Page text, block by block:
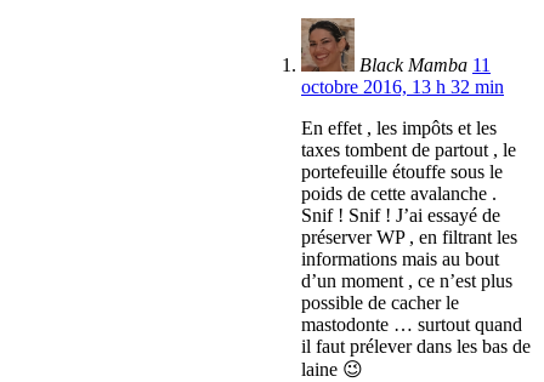
Black Mamba 11
octobre 2016, 13 h 32 min
En effet , les impôts et les
taxes tombent de partout , le
portefeuille étouffe sous le
poids de cette avalanche .
Snif ! Snif ! J’ai essayé de
préserver WP , en filtrant les
informations mais au bout
d’un moment , ce n’est plus
possible de cacher le
mastodonte … surtout quand
il faut prélever dans les bas de
laine 😉